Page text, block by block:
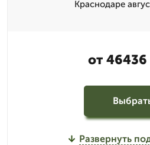
Краснодаре
от 46436
Развернуть